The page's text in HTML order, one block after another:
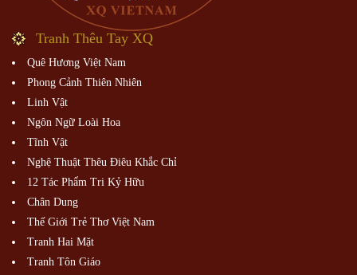
Tranh Thêu Tay XQ
Quê Hương Việt Nam
Phong Cảnh Thiên Nhiên
Linh Vật
Ngôn Ngữ Loài Hoa
Tĩnh Vật
Nghệ Thuật Thêu Điêu Khắc Chỉ
12 Tác Phẩm Tri Kỷ Hữu
Chân Dung
Thế Giới Trẻ Thơ Việt Nam
Tranh Hai Mặt
Tranh Tôn Giáo